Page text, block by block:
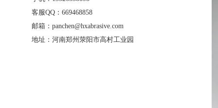
客服QQ：669468858
邮箱：panchen@hxabrasive.com
地址：河南郑州荥阳市高村工业园